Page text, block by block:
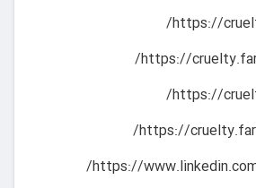
https://
https://
https://
https://
https://